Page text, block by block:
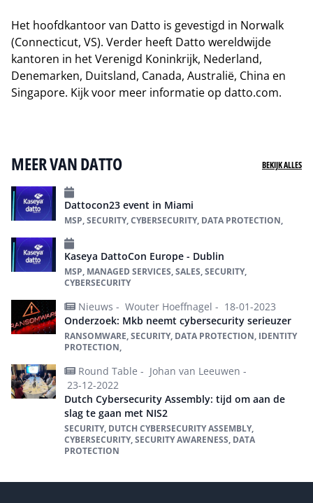
Het hoofdkantoor van Datto is gevestigd in Norwalk
(Connecticut, VS). Verder heeft Datto wereldwijde
kantoren in het Verenigd Koninkrijk, Nederland,
Denemarken, Duitsland, Canada, Australië, China en
Singapore. Kijk voor meer informatie op datto.com.
MEER VAN DATTO BEKIJK ALLES
Dattocon23 event in Miami
MSP, SECURITY, CYBERSECURITY, DATA PROTECTION,
Kaseya DattoCon Europe - Dublin
MSP, MANAGED SERVICES, SALES, SECURITY,
CYBERSECURITY
Nieuws - Wouter Hoeffnagel - 18-01-2023
Onderzoek: Mkb neemt cybersecurity serieuzer
RANSOMWARE, SECURITY, DATA PROTECTION, IDENTITY
PROTECTION,
Round Table - Johan van Leeuwen -
23-12-2022
Dutch Cybersecurity Assembly: tijd om aan de
slag te gaan met NIS2
SECURITY, DUTCH CYBERSECURITY ASSEMBLY,
CYBERSECURITY, SECURITY AWARENESS, DATA
PROTECTION